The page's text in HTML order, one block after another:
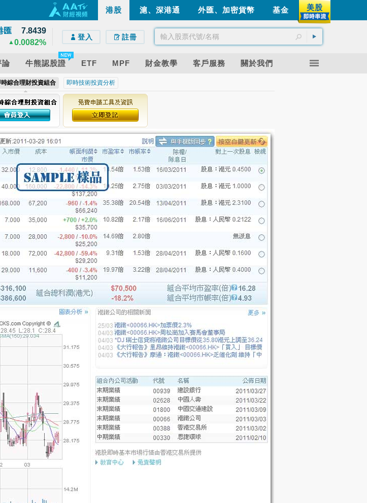
美股
基金
外匯、加密貨幣
滬、深港通
港股
匯
7.8439
0.0082%
▲
登入 註冊
論 牛熊認股證 ETF MPF 財金教學 客戶服務 關於我們
綜合理財投資組合 即時技術投資分析